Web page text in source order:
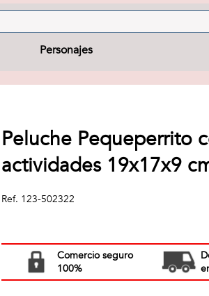
Personajes
Peluche Pequeperrito
actividades 19x17x9
Ref. 123-502322
Comercio seguro
100%